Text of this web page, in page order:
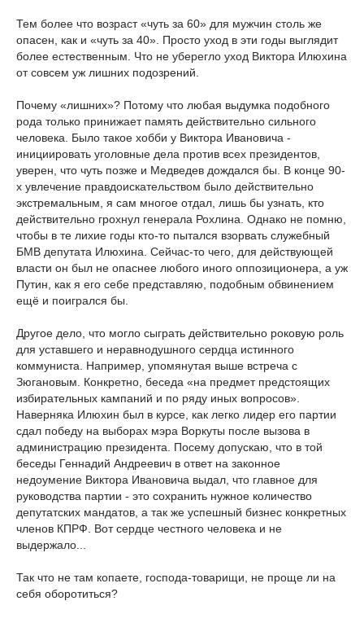
Тем более что возраст «чуть за 60» для мужчин столь же
опасен, как и «чуть за 40». Просто уход в эти годы выглядит
более естественным. Что не уберегло уход Виктора Илюхина
от совсем уж лишних подозрений.
Почему «лишних»? Потому что любая выдумка подобного
рода только принижает память действительно сильного
человека. Было такое хобби у Виктора Ивановича -
инициировать уголовные дела против всех президентов,
уверен, что чуть позже и Медведев дождался бы. В конце 90-
х увлечение правдоискательством было действительно
экстремальным, я сам многое отдал, лишь бы узнать, кто
действительно грохнул генерала Рохлина. Однако не помню,
чтобы в те лихие годы кто-то пытался взорвать служебный
БМВ депутата Илюхина. Сейчас-то чего, для действующей
власти он был не опаснее любого иного оппозиционера, а уж
Путин, как я его себе представляю, подобным обвинением
ещё и поигрался бы.
Другое дело, что могло сыграть действительно роковую роль
для уставшего и неравнодушного сердца истинного
коммуниста. Например, упомянутая выше встреча с
Зюгановым. Конкретно, беседа «на предмет предстоящих
избирательных кампаний и по ряду иных вопросов».
Наверняка Илюхин был в курсе, как легко лидер его партии
сдал победу на выборах мэра Воркуты после вызова в
администрацию президента. Посему допускаю, что в той
беседы Геннадий Андреевич в ответ на законное
недоумение Виктора Ивановича выдал, что главное для
руководства партии - это сохранить нужное количество
депутатских мандатов, а так же успешный бизнес конкретных
членов КПРФ. Вот сердце честного человека и не
выдержало...
Так что не там копаете, господа-товарищи, не проще ли на
себя оборотиться?